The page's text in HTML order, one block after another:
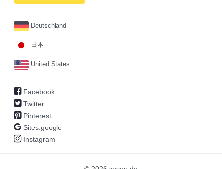
Deutschland
日本
United States
Facebook
Twitter
Pinterest
Sites.google
Instagram